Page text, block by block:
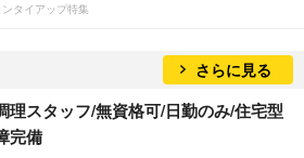
タイアップ特集
さらに見る
理スタッフ/無資格可/日勤のみ/住宅型
完備